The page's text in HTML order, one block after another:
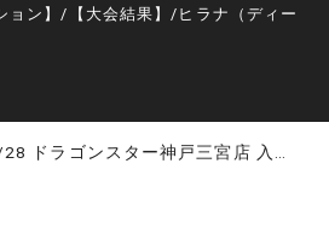
ョン】/ 【大会結果】/ ヒラナ（ディー
ドラゴンスター神戸三宮店 入賞デッキ